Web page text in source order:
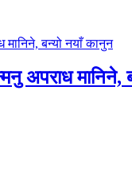
अपराध मानिने,